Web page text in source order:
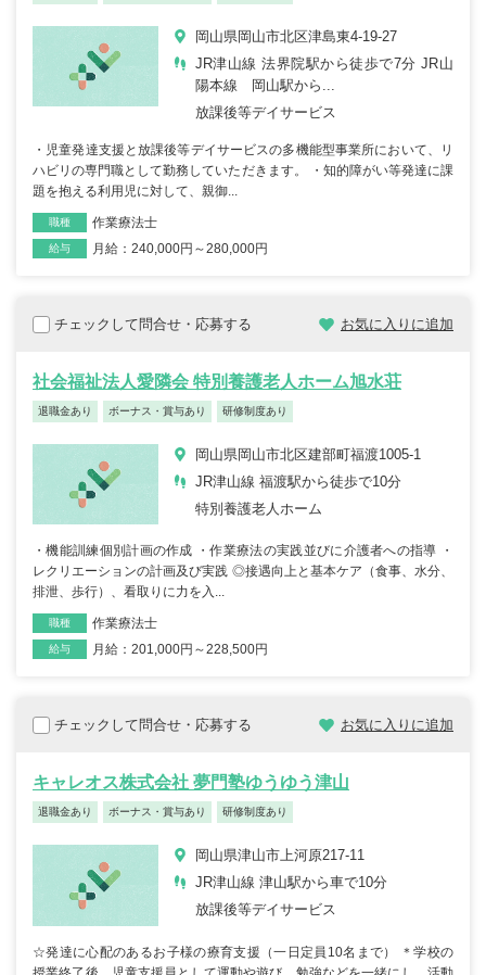
岡山県岡山市北区津島東4-19-27
JR津山線 法界院駅から徒歩で7分 JR山
陽本線 岡山駅から...
放課後等デイサービス
・児童発達支援と放課後等デイサービスの多機能型事業所において、リ
ハビリの専門職として勤務していただきます。 ・知的障がい等発達に課
題を抱える利用児に対して、親御...
職種 作業療法士
雇用形態
給与 月給：240,000円～280,000円
チェックして問合せ・応募する お気に入りに追加
社会福祉法人愛隣会 特別養護老人ホーム旭水荘
退職金あり ボーナス・賞与あり 研修制度あり
岡山県岡山市北区建部町福渡1005-1
JR津山線 福渡駅から徒歩で10分
特別養護老人ホーム
・機能訓練個別計画の作成 ・作業療法の実践並びに介護者への指導 ・
レクリエーションの計画及び実践 ◎接遇向上と基本ケア（食事、水分、
排泄、歩行）、看取りに力を入...
職種 作業療法士
雇用形態
給与 月給：201,000円～228,500円
チェックして問合せ・応募する お気に入りに追加
キャレオス株式会社 夢門塾ゆうゆう津山
退職金あり ボーナス・賞与あり 研修制度あり
岡山県津山市上河原217-11
JR津山線 津山駅から車で10分
放課後等デイサービス
☆発達に心配のあるお子様の療育支援（一日定員10名まで） ＊学校の